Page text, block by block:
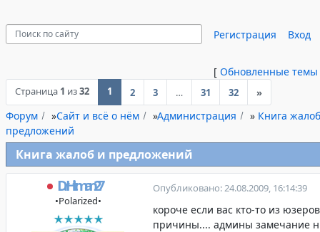
Регистрация Вход
[ Обновленные темы
Страница 1 из32 1 2 3 … 31 32 »
Форум »Сайт и всё о нём »Администрация » Книга
предложений
Книга жалоб и предложений
DrHitman27
•Polarized•
Опубликовано: 24.08.2009, 16:14:39
короче если вас кто-то из
причины.... админы замечание